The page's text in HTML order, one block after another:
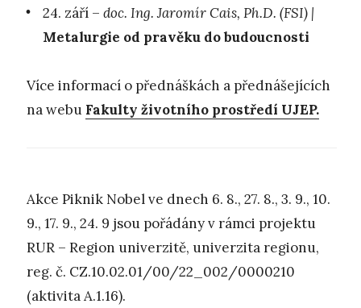
24. září – doc. Ing. Jaromír Cais, Ph.D. (FSI) |
Metalurgie od pravěku do budoucnosti
Více informací o přednáškách a přednášejících
na webu Fakulty životního prostředí UJEP.
Akce Piknik Nobel ve dnech 6. 8., 27. 8., 3. 9., 10.
9., 17. 9., 24. 9 jsou pořádány v rámci projektu
RUR – Region univerzitě, univerzita regionu,
reg. č. CZ.10.02.01/00/22_002/0000210
(aktivita A.1.16).